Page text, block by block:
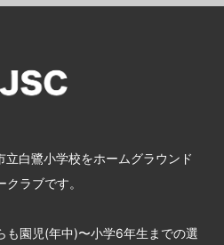
白鷺小学校をホームグラウンド
ラブです。
も園児(年中)〜小学6年生までの選